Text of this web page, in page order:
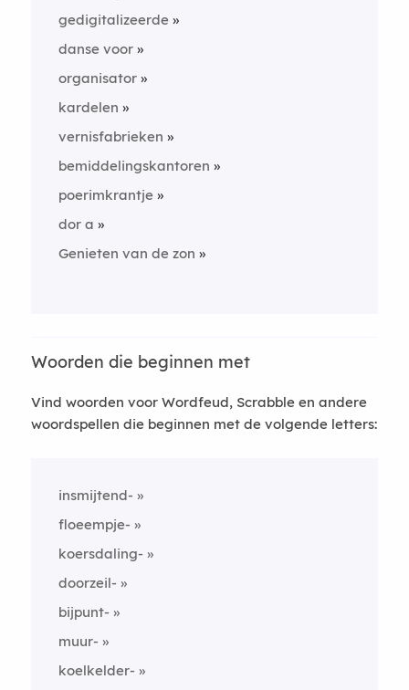
gedigitalizeerde
danse voor
organisator
kardelen
vernisfabrieken
bemiddelingskantoren
poerimkrantje
dor a
Genieten van de zon
Woorden die beginnen met
Vind woorden voor Wordfeud, Scrabble en andere
woordspellen die beginnen met de volgende letters:
insmijtend-
floeempje-
koersdaling-
doorzeil-
bijpunt-
muur-
koelkelder-